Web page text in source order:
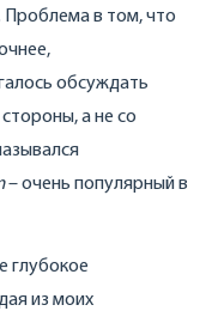
в том, что
обсуждать
а не со
– очень популярный в
глубокое
из моих